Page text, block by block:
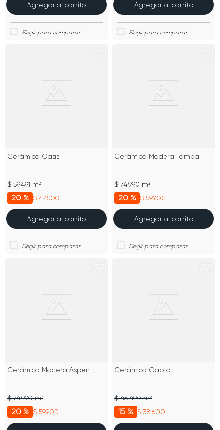
Agregar al carrito Agregar al carrito
Cerámica Oasis
20 % $ 47.500
$ 59.491 m²
Agregar al carrito
Cerámica Madera Tampa
20 % $ 59.900
$ 74.990 m²
Agregar al carrito
Cerámica Madera Aspen
20 % $ 59.900
$ 74.990 m²
Cerámica Gabro
15 % $ 38.600
$ 45.490 m²